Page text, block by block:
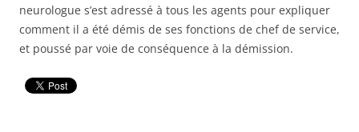
neurologue s’est adressé à tous les agents pour expliquer
comment il a été démis de ses fonctions de chef de service,
et poussé par voie de conséquence à la démission.